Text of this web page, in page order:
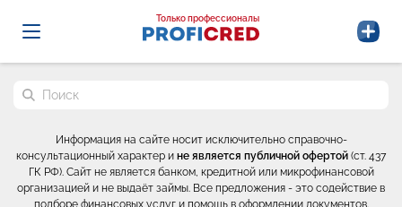
Probrokery - Только профессионалы
Только профессионалы
Поиск по сайту
Информация на сайте носит исключительно справочно-
консультационный характер и не является публичной офертой (ст. 437
ГК РФ). Сайт не является банком, кредитной или микрофинансовой
организацией и не выдаёт займы. Все предложения - это содействие в